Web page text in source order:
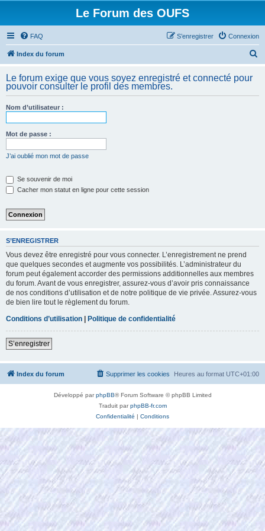
Le Forum des OUFS
FAQ Connexion
S’enregistrer
Index du forum
h
Le forum exige que vous soyez enregistré et connecté pour
pouvoir consulter le profil des membres.
Nom d’utilisateur :
Mot de passe :
J’ai oublié mon mot de passe
Se souvenir de moi
Cacher mon statut en ligne pour cette session
S’ENREGISTRER
Vous devez être enregistré pour vous connecter. L’enregistrement ne prend
que quelques secondes et augmente vos possibilités. L’administrateur du
forum peut également accorder des permissions additionnelles aux membres
du forum. Avant de vous enregistrer, assurez-vous d’avoir pris connaissance
de nos conditions d’utilisation et de notre politique de vie privée. Assurez-vous
de bien lire tout le règlement du forum.
Conditions d’utilisation | Politique de confidentialité
S’enregistrer
Index du forum Heures au format UTC+01:00
Supprimer les cookies
Développé parphpBB® Forum Software © phpBB Limited
Traduit parphpBB-fr.com
Confidentialité | Conditions